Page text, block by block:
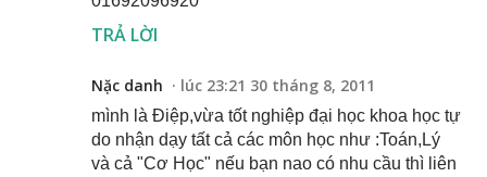
TRẢ LỜI
Nặc danh lúc 23:21 30 tháng 8, 2011
mình là Điệp,vừa tốt nghiệp đại học khoa học tự
do nhận dạy tất cả các môn học như :Toán,Lý
và cả "Cơ Học" nếu bạn nao có nhu cầu thì liên